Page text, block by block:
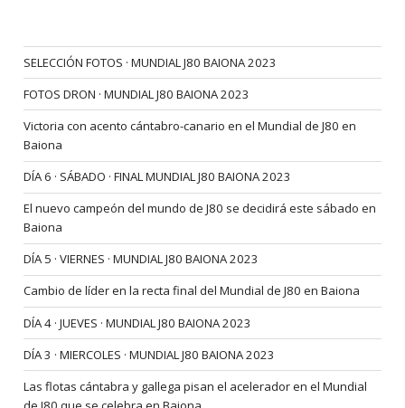
SELECCIÓN FOTOS · MUNDIAL J80 BAIONA 2023
FOTOS DRON · MUNDIAL J80 BAIONA 2023
Victoria con acento cántabro-canario en el Mundial de J80 en
Baiona
DÍA 6 · SÁBADO · FINAL MUNDIAL J80 BAIONA 2023
El nuevo campeón del mundo de J80 se decidirá este sábado en
Baiona
DÍA 5 · VIERNES · MUNDIAL J80 BAIONA 2023
Cambio de líder en la recta final del Mundial de J80 en Baiona
DÍA 4 · JUEVES · MUNDIAL J80 BAIONA 2023
DÍA 3 · MIERCOLES · MUNDIAL J80 BAIONA 2023
Las flotas cántabra y gallega pisan el acelerador en el Mundial